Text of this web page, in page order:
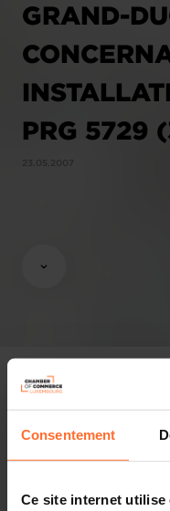
Consentement
Ce site internet utilise
GRAND-
PRG 5729
Opinions & legislation